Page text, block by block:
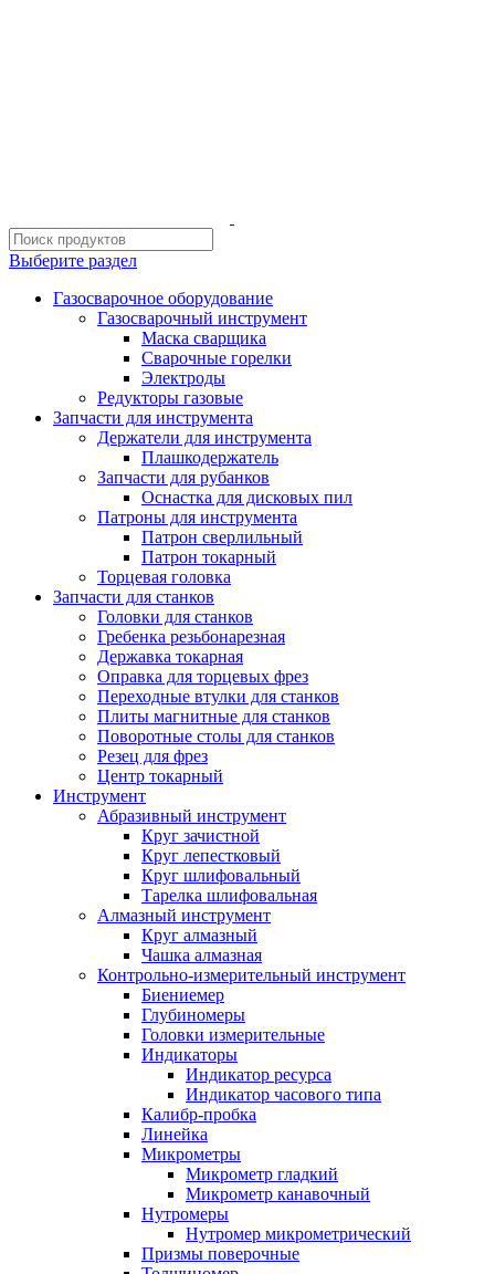
Выберите раздел
Газосварочное оборудование
Газосварочный инструмент
Маска сварщика
Сварочные горелки
Электроды
Редукторы газовые
Запчасти для инструмента
Держатели для инструмента
Плашкодержатель
Запчасти для рубанков
Оснастка для дисковых пил
Патроны для инструмента
Патрон сверлильный
Патрон токарный
Торцевая головка
Запчасти для станков
Головки для станков
Гребенка резьбонарезная
Державка токарная
Оправка для торцевых фрез
Переходные втулки для станков
Плиты магнитные для станков
Поворотные столы для станков
Резец для фрез
Центр токарный
Инструмент
Абразивный инструмент
Круг зачистной
Круг лепестковый
Круг шлифовальный
Тарелка шлифовальная
Алмазный инструмент
Круг алмазный
Чашка алмазная
Контрольно-измерительный инструмент
Биениемер
Глубиномеры
Головки измерительные
Индикаторы
Индикатор ресурса
Индикатор часового типа
Калибр-пробка
Линейка
Микрометры
Микрометр гладкий
Микрометр канавочный
Нутромеры
Нутромер микрометрический
Призмы поверочные